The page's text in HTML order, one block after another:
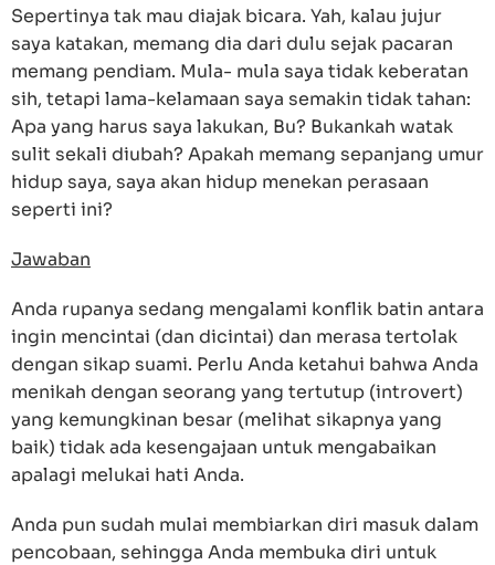
Sepertinya tak mau diajak bicara. Yah, kalau jujur
saya katakan, memang dia dari dulu sejak pacaran
memang pendiam. Mula- mula saya tidak keberatan
sih, tetapi lama-kelamaan saya semakin tidak tahan:
Apa yang harus saya lakukan, Bu? Bukankah watak
sulit sekali diubah? Apakah memang sepanjang umur
hidup saya, saya akan hidup menekan perasaan
seperti ini?
Jawaban
Anda rupanya sedang mengalami konflik batin antara
ingin mencintai (dan dicintai) dan merasa tertolak
dengan sikap suami. Perlu Anda ketahui bahwa Anda
menikah dengan seorang yang tertutup (introvert)
yang kemungkinan besar (melihat sikapnya yang
baik) tidak ada kesengajaan untuk mengabaikan
apalagi melukai hati Anda.
Anda pun sudah mulai membiarkan diri masuk dalam
pencobaan, sehingga Anda membuka diri untuk